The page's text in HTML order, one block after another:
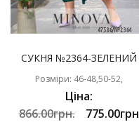
СУКНЯ №2364-ЗЕЛЕНИЙ
Розміри: 46-48,50-52,
Ціна:
866.00грн.
775.00грн